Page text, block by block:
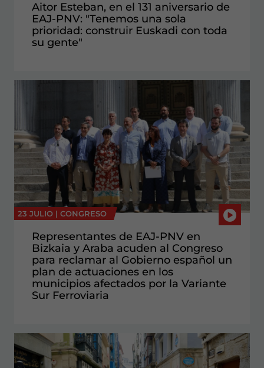
Aitor Esteban, en el 131 aniversario de
EAJ-PNV: "Tenemos una sola
prioridad: construir Euskadi con toda
su gente"
23 JULIO | CONGRESO
Representantes de EAJ-PNV en
Bizkaia y Araba acuden al Congreso
para reclamar al Gobierno español un
plan de actuaciones en los
municipios afectados por la Variante
Sur Ferroviaria